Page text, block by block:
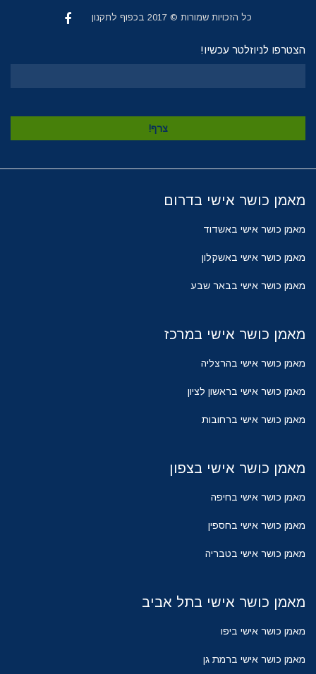
כל הזכויות שמורות © 2017 בכפוף לתקנון
הצטרפו לניוזלטר עכשיו!
מאמן כושר אישי בדרום
מאמן כושר אישי באשדוד
מאמן כושר אישי באשקלון
מאמן כושר אישי בבאר שבע
מאמן כושר אישי במרכז
מאמן כושר אישי בהרצליה
מאמן כושר אישי בראשון לציון
מאמן כושר אישי ברחובות
מאמן כושר אישי בצפון
מאמן כושר אישי בחיפה
מאמן כושר אישי בחספין
מאמן כושר אישי בטבריה
מאמן כושר אישי בתל אביב
מאמן כושר אישי ביפו
מאמן כושר אישי ברמת גן